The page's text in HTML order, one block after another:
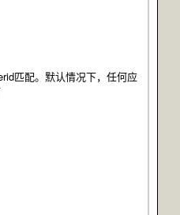
匹配。默认情况下，任何应